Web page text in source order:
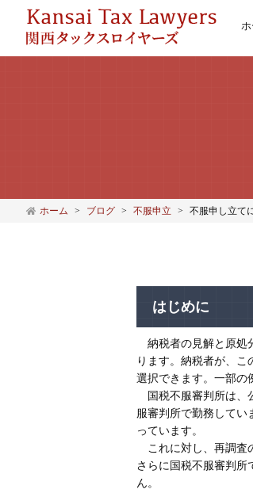
ホ
ホーム ブログ 不服申立 不服申し立て
はじめに
納税者の見解と原処
ります。納税者が、こ
選択できます。一部の
国税不服審判所は、
服審判所で勤務してい
っています。
これに対し、再調査
さらに国税不服審判所
ん。